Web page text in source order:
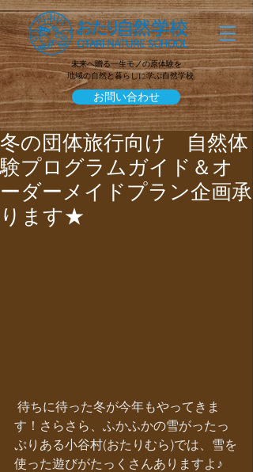
未来へ贈る一生モノの原体験を
地域の自然と暮らしに学ぶ自然学校
お問い合わせ
冬の団体旅行向け 自然体
験プログラムガイド＆オ
ーダーメイドプラン企画承
ります★
す！さらさら、ふかふかの雪がったっ
ぷりある小谷村(おたりむら)では、雪を
使った遊びがたっくさんありますよ♪